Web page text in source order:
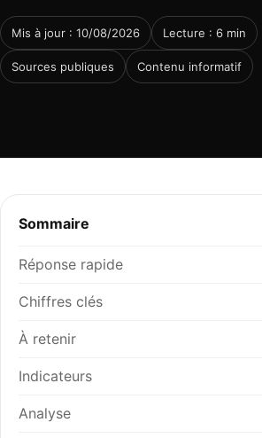
Mis à jour : 10/08/2026 Lecture : 6 min
Sources publiques Contenu informatif
Sommaire
Réponse rapide
Chiffres clés
À retenir
Indicateurs
Analyse